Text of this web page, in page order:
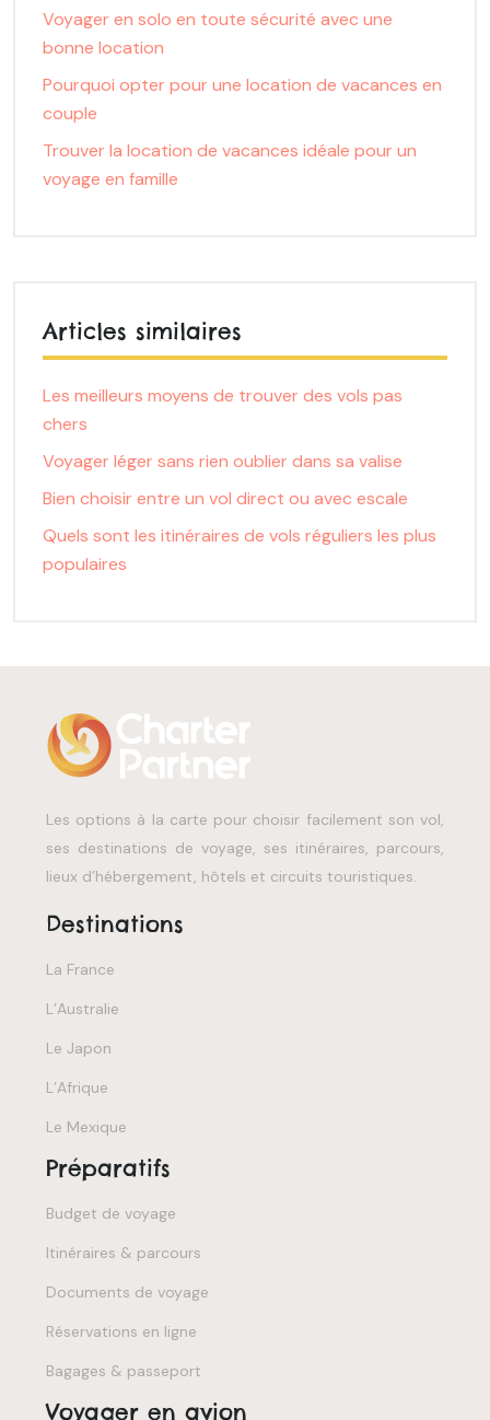
Voyager en solo en toute sécurité avec une
bonne location
Pourquoi opter pour une location de vacances en
couple
Trouver la location de vacances idéale pour un
voyage en famille
Articles similaires
Les meilleurs moyens de trouver des vols pas
chers
Voyager léger sans rien oublier dans sa valise
Bien choisir entre un vol direct ou avec escale
Quels sont les itinéraires de vols réguliers les plus
populaires
Les options à la carte pour choisir facilement son vol,
ses destinations de voyage, ses itinéraires, parcours,
lieux d’hébergement, hôtels et circuits touristiques.
Destinations
La France
L’Australie
Le Japon
L’Afrique
Le Mexique
Préparatifs
Budget de voyage
Itinéraires & parcours
Documents de voyage
Réservations en ligne
Bagages & passeport
Voyager en avion